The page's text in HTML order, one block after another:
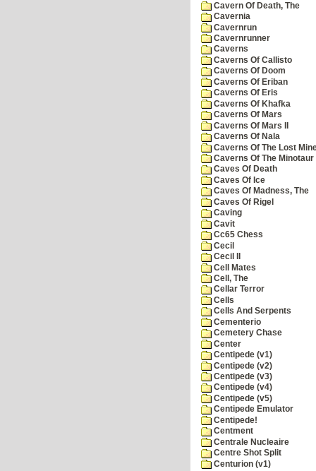
Cavern Of Death, The
Cavernia
Cavernrun
Cavernrunner
Caverns
Caverns Of Callisto
Caverns Of Doom
Caverns Of Eriban
Caverns Of Eris
Caverns Of Khafka
Caverns Of Mars
Caverns Of Mars II
Caverns Of Nala
Caverns Of The Lost
Caverns Of The Minotaur
Caves Of Death
Caves Of Ice
Caves Of Madness, The
Caves Of Rigel
Caving
Cavit
Cc65 Chess
Cecil
Cecil II
Cell Mates
Cell, The
Cellar Terror
Cells
Cells And Serpents
Cementerio
Cemetery Chase
Center
Centipede (v1)
Centipede (v2)
Centipede (v3)
Centipede (v4)
Centipede (v5)
Centipede Emulator
Centipede!
Centment
Centrale Nucleaire
Centre Shot Split
Centurion (v1)